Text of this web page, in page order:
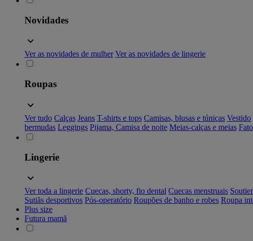
Novidades
Ver as novidades de mulher Ver as novidades de lingerie
Roupas
Ver tudo Calças Jeans T-shirts e tops Camisas, blusas e túnicas Vestido
bermudas Leggings Pijama, Camisa de noite Meias-calças e meias
Lingerie
Ver toda a lingerie Cuecas, shorty, fio dental Cuecas menstruais
Sutiãs desportivos Pós-operatório Roupões de banho e robes Roupa
Plus size
Futura mamã